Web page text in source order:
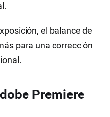
el balance de
para una corrección
Premiere